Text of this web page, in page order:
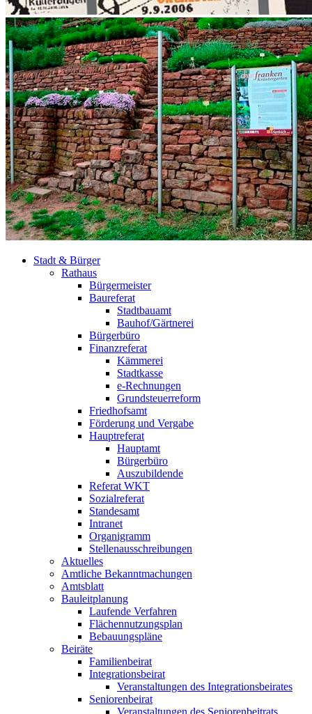
Stadt & Bürger
Rathaus
Bürgermeister
Baureferat
Stadtbauamt
Bauhof/Gärtnerei
Bürgerbüro
Finanzreferat
Kämmerei
Stadtkasse
e-Rechnungen
Grundsteuerreform
Friedhofsamt
Förderung und Vergabe
Hauptreferat
Hauptamt
Bürgerbüro
Auszubildende
Referat WKT
Sozialreferat
Standesamt
Intranet
Organigramm
Stellenausschreibungen
Aktuelles
Amtliche Bekanntmachungen
Amtsblatt
Bauleitplanung
Laufende Verfahren
Flächennutzungsplan
Bebauungspläne
Beiräte
Familienbeirat
Integrationsbeirat
Veranstaltungen des Integrationsbeirates
Seniorenbeirat
Veranstaltungen des Seniorenbeitrats